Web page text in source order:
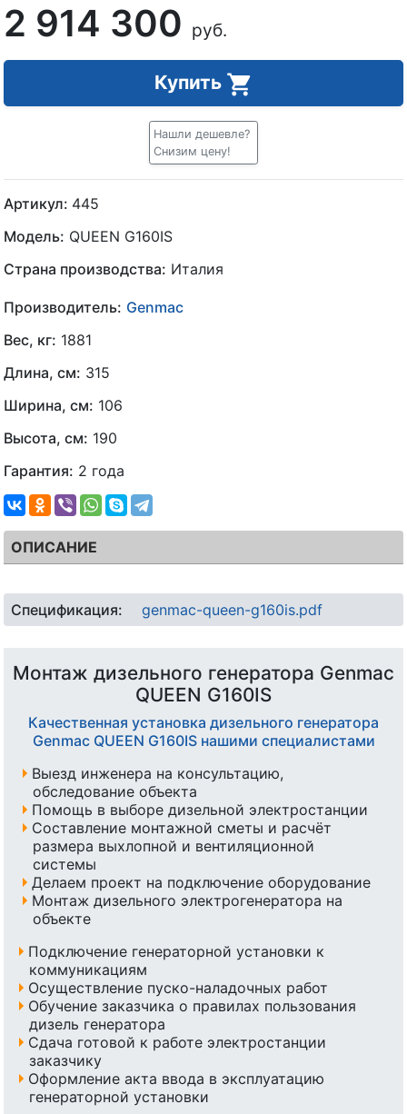
2 914 300 руб.
Купить
Нашли дешевле?
Снизим цену!
Артикул: 445
Модель: QUEEN G160IS
Страна производства: Италия
Производитель: Genmac
Вес, кг: 1881
Длина, см: 315
Ширина, см: 106
Высота, см: 190
Гарантия: 2 года
ОПИСАНИЕ
Спецификация: genmac-queen-g160is.pdf
Монтаж дизельного генератора Genmac
QUEEN G160IS
Качественная установка дизельного генератора
Genmac QUEEN G160IS нашими специалистами
Выезд инженера на консультацию,
обследование объекта
Помощь в выборе дизельной электростанции
Составление монтажной сметы и расчёт
размера выхлопной и вентиляционной
системы
Делаем проект на подключение оборудование
Монтаж дизельного электрогенератора на
объекте
Подключение генераторной установки к
коммуникациям
Осуществление пуско-наладочных работ
Обучение заказчика о правилах пользования
дизель генератора
Сдача готовой к работе электростанции
заказчику
Оформление акта ввода в эксплуатацию
генераторной установки